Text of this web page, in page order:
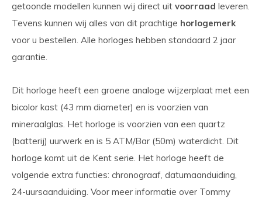
getoonde modellen kunnen wij direct uit voorraad leveren.
Tevens kunnen wij alles van dit prachtige horlogemerk
voor u bestellen. Alle horloges hebben standaard 2 jaar
garantie.
Dit horloge heeft een groene analoge wijzerplaat met een
bicolor kast (43 mm diameter) en is voorzien van
mineraalglas. Het horloge is voorzien van een quartz
(batterij) uurwerk en is 5 ATM/Bar (50m) waterdicht. Dit
horloge komt uit de Kent serie. Het horloge heeft de
volgende extra functies: chronograaf, datumaanduiding,
24-uursaanduiding. Voor meer informatie over Tommy